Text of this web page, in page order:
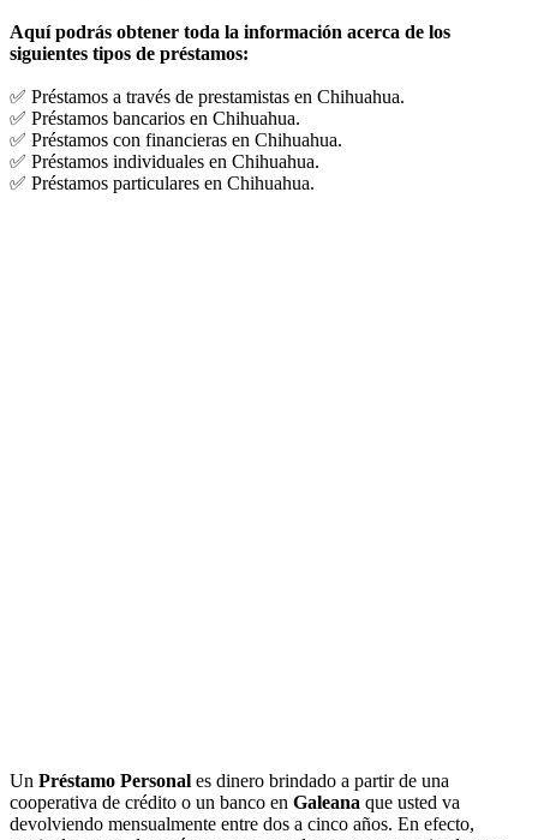
Aquí podrás obtener toda la información acerca de los
siguientes tipos de préstamos:
✅ Préstamos a través de prestamistas en Chihuahua.
✅ Préstamos bancarios en Chihuahua.
✅ Préstamos con financieras en Chihuahua.
✅ Préstamos individuales en Chihuahua.
✅ Préstamos particulares en Chihuahua.
Un Préstamo Personal es dinero brindado a partir de una
cooperativa de crédito o un banco en Galeana que usted va
devolviendo mensualmente entre dos a cinco años. En efecto,